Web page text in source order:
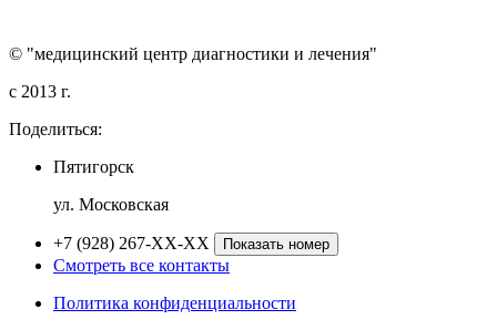
© "медицинский центр диагностики и лечения"
c 2013 г.
Поделиться:
Пятигорск
ул. Московская
+7 (928) 267-XX-XX Показать номер
Смотреть все контакты
Политика конфиденциальности